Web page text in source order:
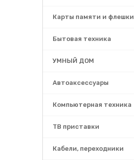
Карты памяти и флешки
Бытовая техника
УМНЫЙ ДОМ
Автоаксессуары
Компьютерная техника
ТВ приставки
Кабели, переходники